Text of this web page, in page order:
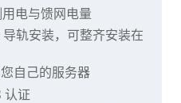
电与馈网电量
轨安装，可整齐安装在
自己的服务器
认证